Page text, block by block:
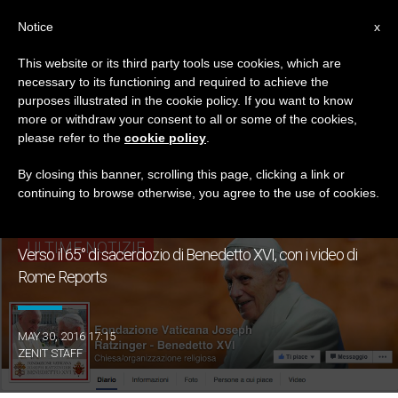
TAG
Posts Tagged ‘Rome
Reports’
ULTIME NOTIZIE
Verso il 65° di sacerdozio di Benedetto XVI, con i video di
Rome Reports
MAY 30, 2016 17:15
ZENIT STAFF
x
Notice
This website or its third party tools use cookies, which are
necessary to its functioning and required to achieve the
purposes illustrated in the cookie policy. If you want to know
more or withdraw your consent to all or some of the cookies,
please refer to the cookie policy
By closing this banner, scrolling this page, clicking a link or
continuing to browse otherwise, you agree to the use of cookies.